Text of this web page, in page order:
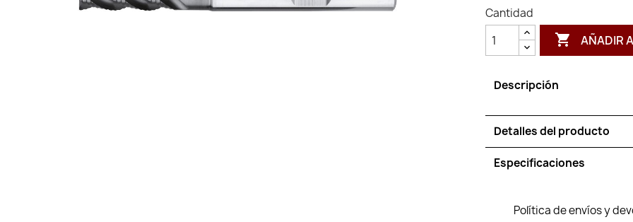
Cantidad
 AÑADIR
Descripción
Detalles del producto
Especificaciones
Política de envíos y